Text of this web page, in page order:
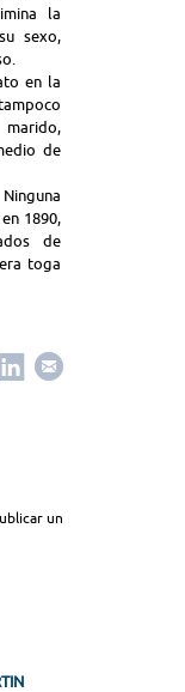
la
sexo,
en la
de
1890,
de
toga
un